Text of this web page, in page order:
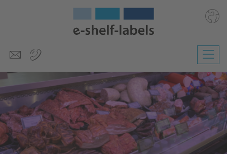
Polski Česky
Slovenščina
Nederlands